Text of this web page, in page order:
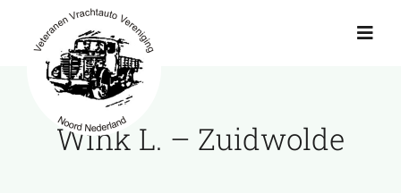
inhoud
Actueel
Wink L. – Zuidwolde